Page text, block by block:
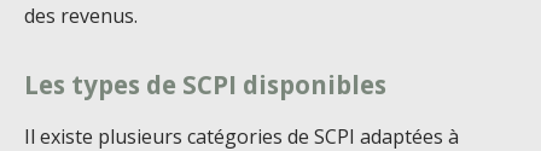
des revenus.
Les types de SCPI disponibles
Il existe plusieurs catégories de SCPI adaptées à